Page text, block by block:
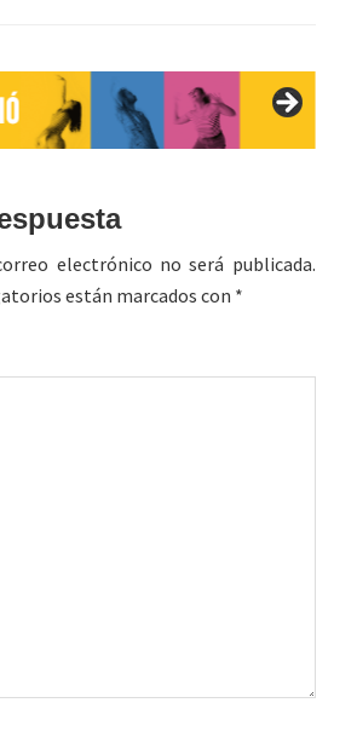
electrónico no será publicada.
están marcados con *